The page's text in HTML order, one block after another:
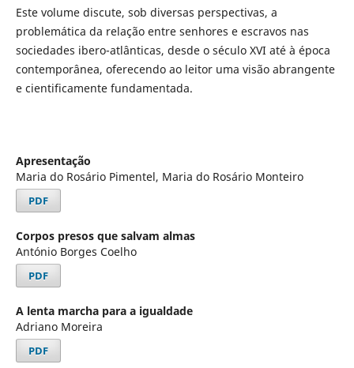
Este volume discute, sob diversas perspectivas, a
problemática da relação entre senhores e escravos nas
sociedades ibero-atlânticas, desde o século XVI até à época
contemporânea, oferecendo ao leitor uma visão abrangente
e cientificamente fundamentada.
Apresentação
Maria do Rosário Pimentel, Maria do Rosário Monteiro
PDF
Corpos presos que salvam almas
António Borges Coelho
PDF
A lenta marcha para a igualdade
Adriano Moreira
PDF